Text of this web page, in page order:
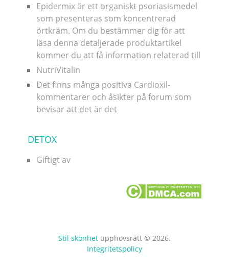
Epidermix är ett organiskt psoriasismedel
som presenteras som koncentrerad
örtkräm. Om du bestämmer dig för att
läsa denna detaljerade produktartikel
kommer du att få information relaterad till
NutriVitalin
Det finns många positiva Cardioxil-
kommentarer och åsikter på forum som
bevisar att det är det
DETOX
Giftigt av
Stil skönhetupphovsrätt © 2026.
Integritetspolicy